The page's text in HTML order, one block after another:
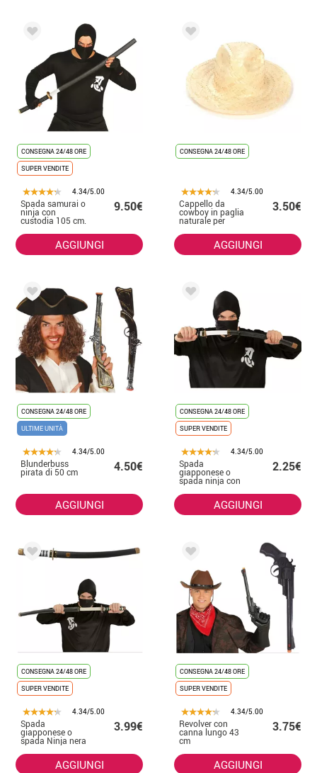
CONSEGNA 24/48 ORE
SUPER VENDITE
4.34/5.00
Spada samurai o
ninja con
custodia 105 cm.
9.50€
AGGIUNGI
CONSEGNA 24/48 ORE
4.34/5.00
Cappello da
cowboy in paglia
naturale per
3.50€
AGGIUNGI
CONSEGNA 24/48 ORE
ULTIME UNITÀ
4.34/5.00
Blunderbuss
pirata di 50 cm 4.50€
AGGIUNGI
CONSEGNA 24/48 ORE
SUPER VENDITE
4.34/5.00
Spada
giapponese o
spada ninja con
fodero 59,5 cm
2.25€
AGGIUNGI
CONSEGNA 24/48 ORE
SUPER VENDITE
4.34/5.00
Spada
giapponese o
spada Ninja nera
da 76 cm con
fodero
3.99€
AGGIUNGI
CONSEGNA 24/48 ORE
SUPER VENDITE
4.34/5.00
Revolver con
canna lungo 43
cm
3.75€
AGGIUNGI